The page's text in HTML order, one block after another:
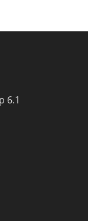
6.1